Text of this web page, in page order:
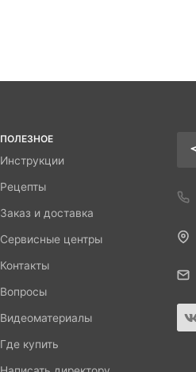
ПОЛЕЗНОЕ
Инструкции
Рецепты
Заказ и доставка
Сервисные центры
Контакты
Вопросы
Видеоматериалы
Где купить